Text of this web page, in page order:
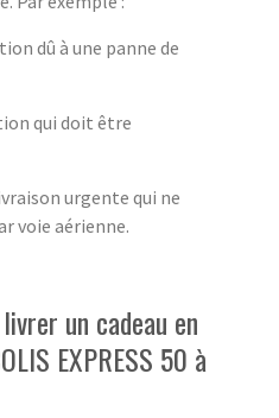
dû à une panne de
qui doit être
urgente qui ne
voie aérienne.
un cadeau en
EXPRESS 50 à